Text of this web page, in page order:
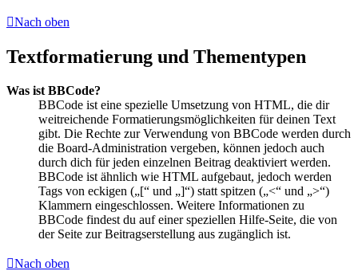
Nach oben
Textformatierung und Thementypen
Was ist BBCode?
BBCode ist eine spezielle Umsetzung von HTML, die dir
weitreichende Formatierungsmöglichkeiten für deinen Text
gibt. Die Rechte zur Verwendung von BBCode werden durch
die Board-Administration vergeben, können jedoch auch
durch dich für jeden einzelnen Beitrag deaktiviert werden.
BBCode ist ähnlich wie HTML aufgebaut, jedoch werden
Tags von eckigen („[“ und „]“) statt spitzen („<“ und „>“)
Klammern eingeschlossen. Weitere Informationen zu
BBCode findest du auf einer speziellen Hilfe-Seite, die von
der Seite zur Beitragserstellung aus zugänglich ist.
Nach oben